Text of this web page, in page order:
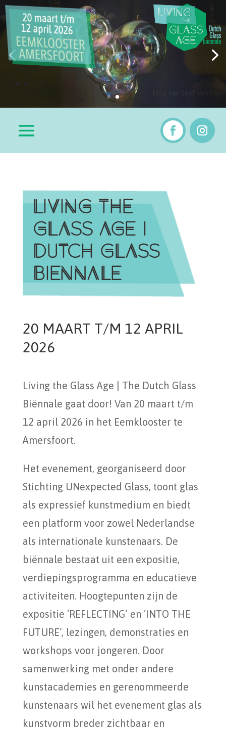
LIVING THE
GLASS AGE I
DUTCH GLASS
BIENNALE
20 MAART T/M 12 APRIL
2026
Living the Glass Age | The Dutch Glass
Biënnale gaat door! Van 20 maart t/m
12 april 2026 in het Eemklooster te
Amersfoort.
Het evenement, georganiseerd door
Stichting UNexpected Glass, toont glas
als expressief kunstmedium en biedt
een platform voor zowel Nederlandse
als internationale kunstenaars. De
biënnale bestaat uit een expositie,
verdiepingsprogramma en educatieve
activiteiten. Hoogtepunten zijn de
expositie ‘REFLECTING’ en ‘INTO THE
FUTURE’, lezingen, demonstraties en
workshops voor jongeren. Door
samenwerking met onder andere
kunstacademies en gerenommeerde
kunstenaars wil het evenement glas als
kunstvorm breder zichtbaar en